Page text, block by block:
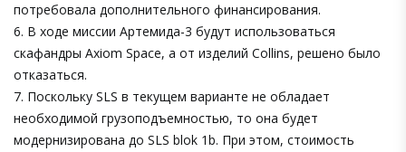
потребовала дополнительного финансирования.
6. В ходе миссии Артемида-3 будут использоваться
скафандры Axiom Space, а от изделий Collins, решено было
отказаться.
7. Поскольку SLS в текущем варианте не обладает
необходимой грузоподъемностью, то она будет
модернизирована до SLS blok 1b. При этом, стоимость